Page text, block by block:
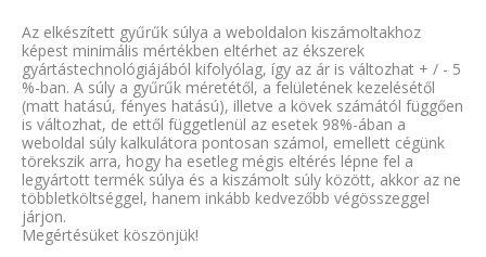
Az elkészített gyűrűk súlya a weboldalon kiszámoltakhoz
képest minimális mértékben eltérhet az ékszerek
gyártástechnológiájából kifolyólag, így az ár is változhat + / - 5
%-ban. A súly a gyűrűk méretétől, a felületének kezelésétől
(matt hatású, fényes hatású), illetve a kövek számától függően
is változhat, de ettől függetlenül az esetek 98%-ában a
weboldal súly kalkulátora pontosan számol, emellett cégünk
törekszik arra, hogy ha esetleg mégis eltérés lépne fel a
legyártott termék súlya és a kiszámolt súly között, akkor az ne
többletköltséggel, hanem inkább kedvezőbb végösszeggel
járjon.
Megértésüket köszönjük!